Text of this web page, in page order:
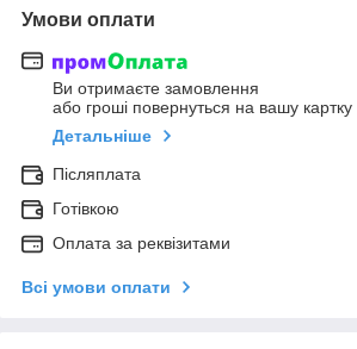
Умови оплати
Ви отримаєте замовлення
або гроші повернуться на вашу картку
Детальніше
Післяплата
Готівкою
Оплата за реквізитами
Всі умови оплати